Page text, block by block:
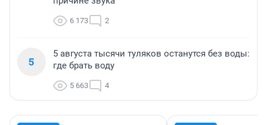
6 173 2
5
5 августа тысячи туляков останутся без воды:
где брать воду
5 663 4